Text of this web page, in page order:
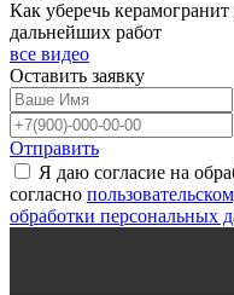
Как уберечь
дальнейших работ
все видео
Оставить заявку
Отправить
Я даю согласие на
согласно
обработки персональных